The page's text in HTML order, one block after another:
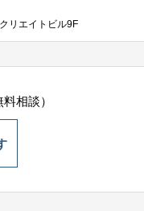
リエイトビル9F
相談）